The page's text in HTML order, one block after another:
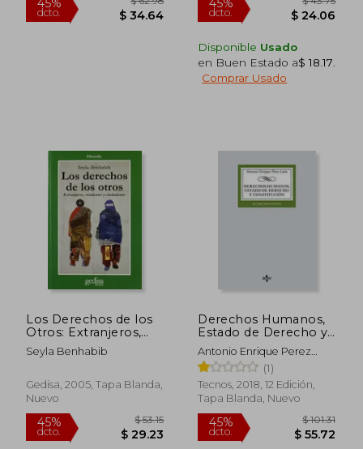
45%
dcto. $ 34.64
Disponible Usado
en Buen Estado a$ 18.17
Comprar Usado
Los Derechos de los
Otros: Extranjeros,
Residentes y
Ciudadanos
Seyla Benhabib
Gedisa, 2005, Tapa Blanda,
Nuevo
Derechos Humanos,
Estado de Derecho y
Constituci? N
Antonio Enrique Perez
Luño
(1)
Tecnos, 2018, 12 Edición,
Tapa Blanda, Nuevo